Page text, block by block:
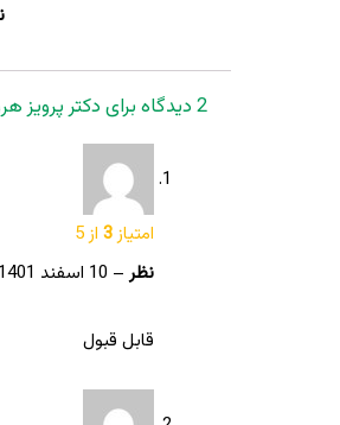
2 دیدگاه برای دکتر پرویز
امتیاز3 از 5
نظر– 10 اسفند 1401
قابل قبول